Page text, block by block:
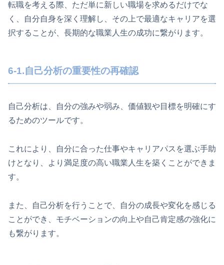
転職を考える際、ただ単に新しい職場を求めるだけでな
く、自分自身を深く理解し、その上で最適なキャリアを選
択することが、長期的な職業人生の成功に繋がります。
6-1.自己分析の重要性の再確認
自己分析は、自分の強みや弱み、価値観や目標を明確にす
るためのツールです。
これにより、自分に合った仕事やキャリアパスを選ぶ手助
けとなり、より満足度の高い職業人生を築くことができま
す。
また、自己分析を行うことで、自分の成長や変化を感じる
ことができ、モチベーションの向上や自己肯定感の強化に
も繋がります。